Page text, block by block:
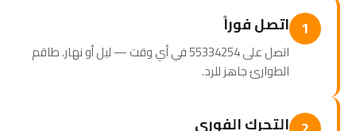
1 اتصل فوراً
اتصل على 55334254 في أي وقت — ليل أو نهار. طاقم
الطوارئ جاهز للرد.
التحرك الفوري